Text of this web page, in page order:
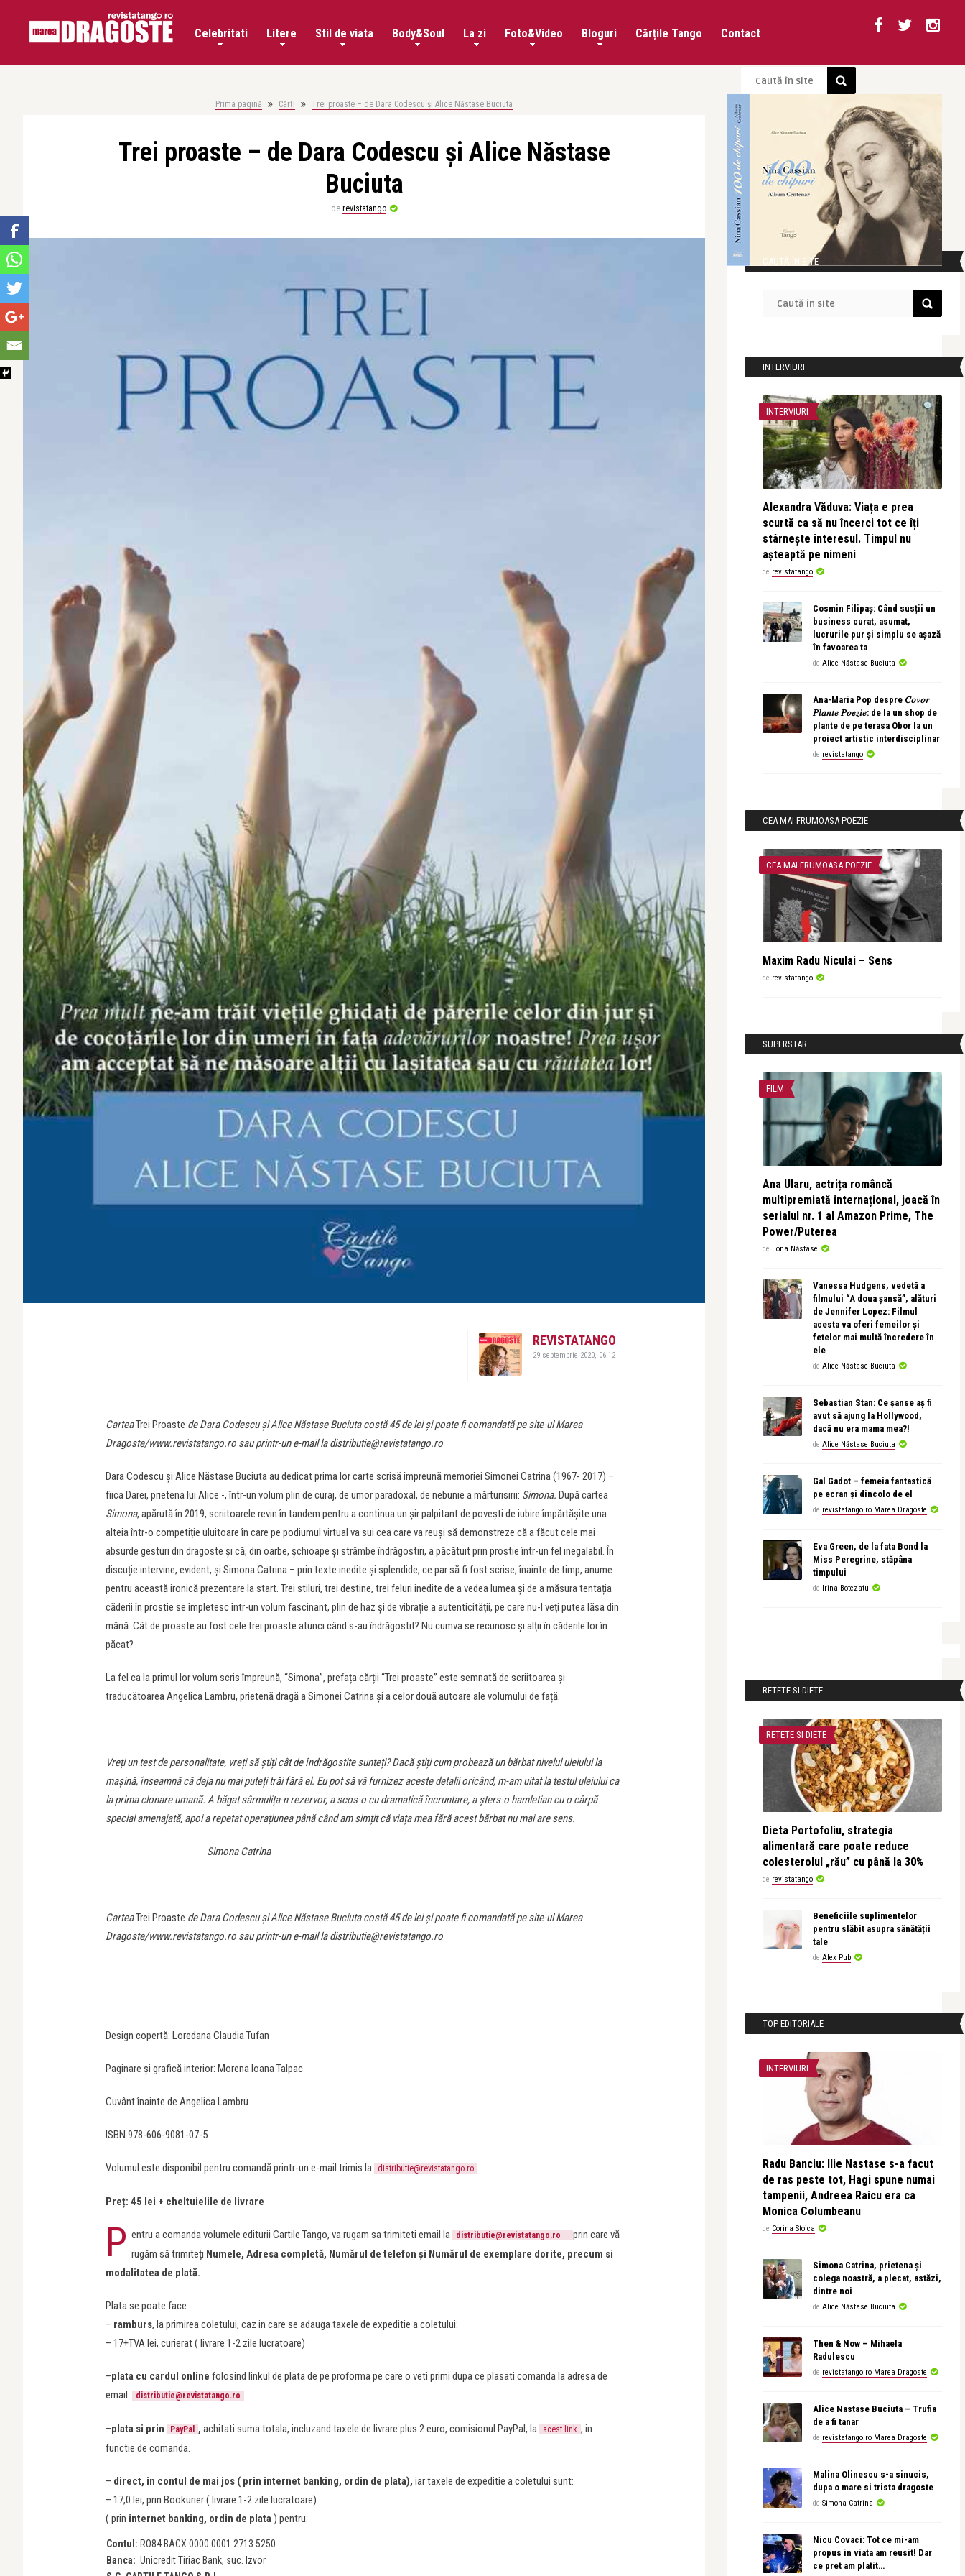
Celebritati Litere Stil de viata Body&Soul La zi Foto&Video Bloguri Cărțile Tango Contact
Prima pagină Cărți Trei proaste – de Dara Codescu și Alice Năstase Buciuta
Trei proaste – de Dara Codescu și Alice Năstase
Buciuta
de revistatango
REVISTATANGO
29 septembrie 2020, 06:12
CarteaTrei Proaste de Dara Codescu și Alice Năstase Buciuta costă 45 de lei și poate fi comandată pe site-ul Marea
Dragoste/www.revistatango.ro sau printr-un e-mail la distributie@revistatango.ro
Dara Codescu și Alice Năstase Buciuta au dedicat prima lor carte scrisă împreună memoriei Simonei Catrina (1967- 2017) –
fiica Darei, prietena lui Alice -, într-un volum plin de curaj, de umor paradoxal, de nebunie a mărturisirii: Simona. După cartea
Simona, apărută în 2019, scriitoarele revin în tandem pentru a continua un șir palpitant de povești de iubire împărtășite una
alteia într-o competiție uluitoare în care pe podiumul virtual va sui cea care va reuși să demonstreze că a făcut cele mai
absurde gesturi din dragoste și că, din oarbe, șchioape și strâmbe îndrăgostiri, a păcătuit prin prostie într-un fel inegalabil. În
discuție intervine, evident, și Simona Catrina – prin texte inedite și splendide, ce par să fi fost scrise, înainte de timp, anume
pentru această ironică prezentare la start. Trei stiluri, trei destine, trei feluri inedite de a vedea lumea și de a măsura tentația
căderii în prostie se împletesc într-un volum fascinant, plin de haz și de vibrație a autenticității, pe care nu-l veți putea lăsa din
mână. Cât de proaste au fost cele trei proaste atunci când s-au îndrăgostit? Nu cumva se recunosc și alții în căderile lor în
păcat?
La fel ca la primul lor volum scris împreună, “Simona”, prefața cărții “Trei proaste” este semnată de scriitoarea și
traducătoarea Angelica Lambru, prietenă dragă a Simonei Catrina și a celor două autoare ale volumului de față.
Vreți un test de personalitate, vreți să știți cât de îndrăgostite sunteți? Dacă știți cum probează un bărbat nivelul uleiului la
mașină, înseamnă că deja nu mai puteți trăi fără el. Eu pot să vă furnizez aceste detalii oricând, m-am uitat la testul uleiului ca
la prima clonare umană. A băgat sârmulița-n rezervor, a scos-o cu dramatică încruntare, a șters-o hamletian cu o cârpă
special amenajată, apoi a repetat operațiunea până când am simțit că viața mea fără acest bărbat nu mai are sens.
Simona Catrina
CarteaTrei Proaste de Dara Codescu și Alice Năstase Buciuta costă 45 de lei și poate fi comandată pe site-ul Marea
Dragoste/www.revistatango.ro sau printr-un e-mail la distributie@revistatango.ro
Design copertă: Loredana Claudia Tufan
Paginare și grafică interior: Morena Ioana Talpac
Cuvânt înainte de Angelica Lambru
ISBN 978-606-9081-07-5
Volumul este disponibil pentru comandă printr-un e-mail trimis la distributie@revistatango.ro .
Preț: 45 lei + cheltuielile de livrare
P entru a comanda volumele editurii Cartile Tango, va rugam sa trimiteti email la distributie@revistatango.ro
prin care vă
rugăm să trimiteți Numele, Adresa completă, Numărul de telefon și Numărul de exemplare dorite, precum si
modalitatea de plată.
Plata se poate face:
– ramburs, la primirea coletului, caz in care se adauga taxele de expeditie a coletului:
– 17+TVA lei, curierat ( livrare 1-2 zile lucratoare)
–plata cu cardul online folosind linkul de plata de pe proforma pe care o veti primi dupa ce plasati comanda la adresa de
email:
distributie@revistatango.ro
–plata si prin PayPal , achitati suma totala, incluzand taxele de livrare plus 2 euro, comisionul PayPal, la acest link , in
functie de comanda.
– direct, in contul de mai jos ( prin internet banking, ordin de plata), iar taxele de expeditie a coletului sunt:
– 17,0 lei, prin Bookurier ( livrare 1-2 zile lucratoare)
( prin internet banking, ordin de plata) pentru:
Contul: RO84 BACX 0000 0001 2713 5250
Banca: Unicredit Tiriac Bank, suc. Izvor
CAUTĂ ÎN SITE
INTERVIURI
INTERVIURI
Alexandra Văduva: Viața e prea
scurtă ca să nu încerci tot ce îți
stârnește interesul. Timpul nu
așteaptă pe nimeni
de revistatango
Cosmin Filipaș: Când susții un
business curat, asumat,
lucrurile pur și simplu se așază
în favoarea ta
de Alice Năstase Buciuta
Ana-Maria Pop despre 𝐶𝑜𝑣𝑜𝑟
𝑃𝑙𝑎𝑛𝑡𝑒 𝑃𝑜𝑒𝑧𝑖𝑒: de la un shop de
plante de pe terasa Obor la un
proiect artistic interdisciplinar
de revistatango
CEA MAI FRUMOASA POEZIE
CEA MAI FRUMOASA POEZIE
Maxim Radu Niculai – Sens
de revistatango
SUPERSTAR
FILM
Ana Ularu, actrița româncă
multipremiată internațional, joacă în
serialul nr. 1 al Amazon Prime, The
Power/Puterea
de Ilona Năstase
Vanessa Hudgens, vedetă a
filmului “A doua șansă”, alături
de Jennifer Lopez: Filmul
acesta va oferi femeilor și
fetelor mai multă încredere în
ele
de Alice Năstase Buciuta
Sebastian Stan: Ce șanse aș fi
avut să ajung la Hollywood,
dacă nu era mama mea?!
de Alice Năstase Buciuta
Gal Gadot – femeia fantastică
pe ecran și dincolo de el
de revistatango.ro Marea Dragoste
Eva Green, de la fata Bond la
Miss Peregrine, stăpâna
timpului
de Irina Botezatu
RETETE SI DIETE
RETETE SI DIETE
Dieta Portofoliu, strategia
alimentară care poate reduce
colesterolul „rău” cu până la 30%
de revistatango
Beneficiile suplimentelor
pentru slăbit asupra sănătății
tale
de Alex Pub
TOP EDITORIALE
INTERVIURI
Radu Banciu: Ilie Nastase s-a facut
de ras peste tot, Hagi spune numai
tampenii, Andreea Raicu era ca
Monica Columbeanu
de Corina Stoica
Simona Catrina, prietena și
colega noastră, a plecat, astăzi,
dintre noi
de Alice Năstase Buciuta
Then & Now – Mihaela
Radulescu
de revistatango.ro Marea Dragoste
Alice Nastase Buciuta – Trufia
de a fi tanar
de revistatango.ro Marea Dragoste
Malina Olinescu s-a sinucis,
dupa o mare si trista dragoste
de Simona Catrina
Nicu Covaci: Tot ce mi-am
propus in viata am reusit! Dar
ce pret am platit…